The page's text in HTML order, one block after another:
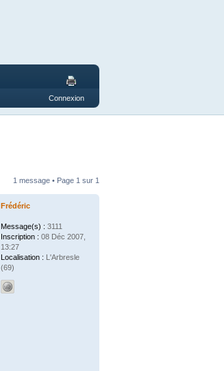
Connexion
1 message • Page 1 sur 1
Frédéric
Message(s) : 3111
Inscription : 08 Déc 2007,
13:27
Localisation : L'Arbresle
(69)